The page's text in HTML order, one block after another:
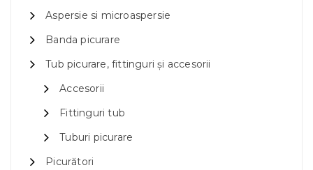
Aspersie si microaspersie
Banda picurare
Tub picurare, fittinguri și accesorii
Accesorii
Fittinguri tub
Tuburi picurare
Picurători